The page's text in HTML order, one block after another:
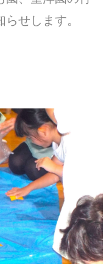
せします。